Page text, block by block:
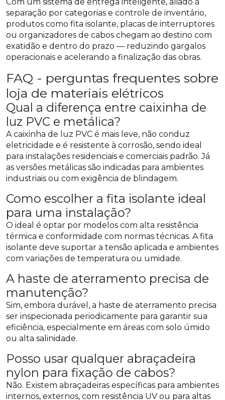
separação por categorias e controle de inventário,
produtos como fita isolante, placas de interruptores
ou organizadores de cabos chegam ao destino com
exatidão e dentro do prazo — reduzindo gargalos
operacionais e acelerando a finalização das obras.
FAQ - perguntas frequentes sobre
loja de materiais elétricos
Qual a diferença entre caixinha de
luz PVC e metálica?
A caixinha de luz PVC é mais leve, não conduz
eletricidade e é resistente à corrosão, sendo ideal
para instalações residenciais e comerciais padrão. Já
as versões metálicas são indicadas para ambientes
industriais ou com exigência de blindagem.
Como escolher a fita isolante ideal
para uma instalação?
O ideal é optar por modelos com alta resistência
térmica e conformidade com normas técnicas. A fita
isolante deve suportar a tensão aplicada e ambientes
com variações de temperatura ou umidade.
A haste de aterramento precisa de
manutenção?
Sim, embora durável, a haste de aterramento precisa
ser inspecionada periodicamente para garantir sua
eficiência, especialmente em áreas com solo úmido
ou alta salinidade.
Posso usar qualquer abraçadeira
nylon para fixação de cabos?
Não. Existem abraçadeiras específicas para ambientes
internos, externos, com resistência UV ou para altas